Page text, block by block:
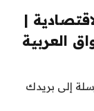
|
العربية
إلى بريدك